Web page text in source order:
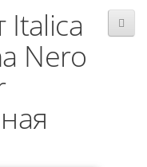
Italica
Nero